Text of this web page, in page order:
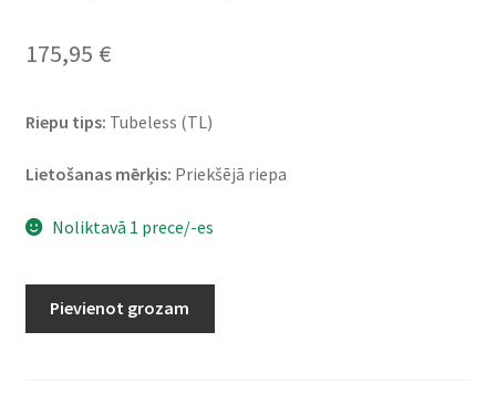
175,95 €
Riepu tips: Tubeless (TL)
Lietošanas mērķis: Priekšējā riepa
Noliktavā 1 prece/-es
Pievienot grozam